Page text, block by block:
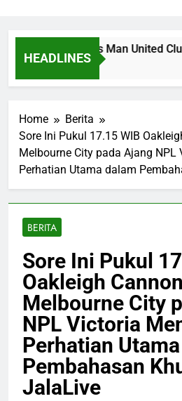
HEADLINES
PSG vs Man United Club
Home
Berita
Sore Ini Pukul 17.15 WIB
Melbourne City pada Ajang NPL
Perhatian Utama dalam
BERITA
Sore Ini Pukul
Oakleigh
Melbourne City
NPL Victoria
Perhatian
Pembahasan
JalaLive